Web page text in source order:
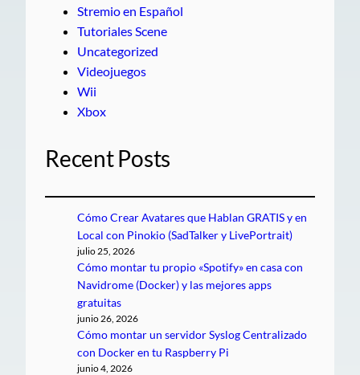
Stremio en Español
Tutoriales Scene
Uncategorized
Videojuegos
Wii
Xbox
Recent Posts
Cómo Crear Avatares que Hablan GRATIS y en
Local con Pinokio (SadTalker y LivePortrait)
julio 25, 2026
Cómo montar tu propio «Spotify» en casa con
Navidrome (Docker) y las mejores apps
gratuitas
junio 26, 2026
Cómo montar un servidor Syslog Centralizado
con Docker en tu Raspberry Pi
junio 4, 2026